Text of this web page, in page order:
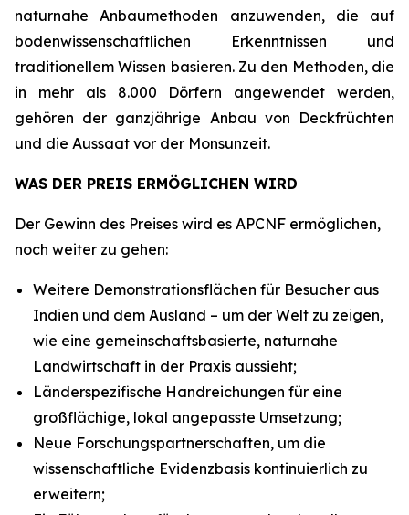
naturnahe Anbaumethoden anzuwenden, die auf
bodenwissenschaftlichen Erkenntnissen und
traditionellem Wissen basieren. Zu den Methoden, die
in mehr als 8.000 Dörfern angewendet werden,
gehören der ganzjährige Anbau von Deckfrüchten
und die Aussaat vor der Monsunzeit.
WAS DER PREIS ERMÖGLICHEN WIRD
Der Gewinn des Preises wird es APCNF ermöglichen,
noch weiter zu gehen:
Weitere Demonstrationsflächen für Besucher aus
Indien und dem Ausland – um der Welt zu zeigen,
wie eine gemeinschaftsbasierte, naturnahe
Landwirtschaft in der Praxis aussieht;
Länderspezifische Handreichungen für eine
großflächige, lokal angepasste Umsetzung;
Neue Forschungspartnerschaften, um die
wissenschaftliche Evidenzbasis kontinuierlich zu
erweitern;